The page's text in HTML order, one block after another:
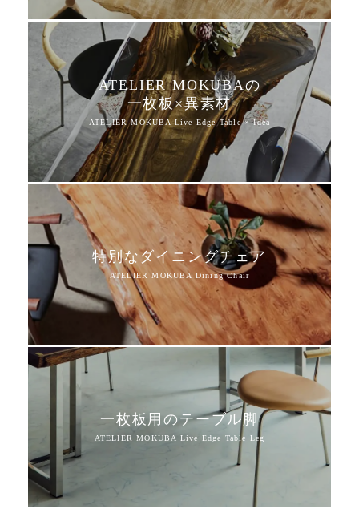
ATELIER MOKUBAの
一枚板×異素材
特別なダイニングチェア
一枚板用のテーブル脚